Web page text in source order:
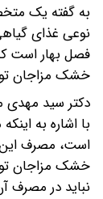
به گفته یک
نوعی غذای
فصل بهار است
خشک مزاجان
دکتر سید مهدی
با اشاره به
است، مصرف این
خشک مزاجان
نباید در مصرف